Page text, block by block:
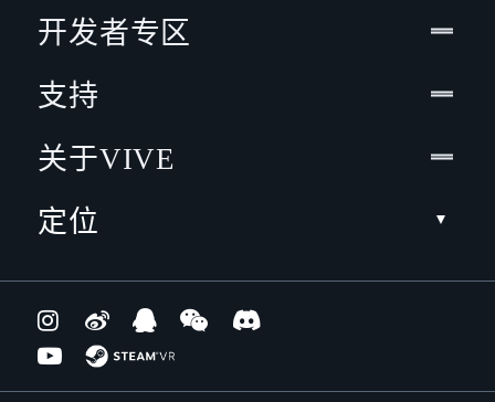
开发者专区
支持
关于VIVE
定位